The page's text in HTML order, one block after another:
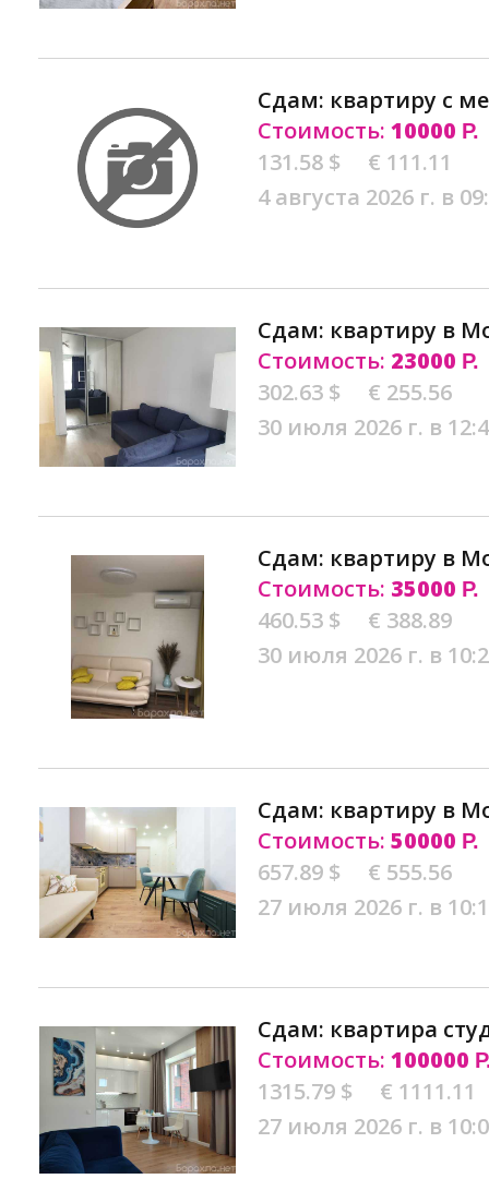
Сдам: квартиру с
Стоимость: 10000 Р.
131.58 $
€ 111.11
4 августа 2026 г. в
Сдам: квартиру в
Стоимость: 23000 Р.
302.63 $
€ 255.56
30 июля 2026 г. в
Сдам: квартиру в
Стоимость: 35000 Р.
460.53 $
€ 388.89
30 июля 2026 г. в
Сдам: квартиру в
Стоимость: 50000 Р.
657.89 $
€ 555.56
27 июля 2026 г. в
Сдам: квартира
Стоимость: 100000
1315.79 $
€ 1111.11
27 июля 2026 г. в